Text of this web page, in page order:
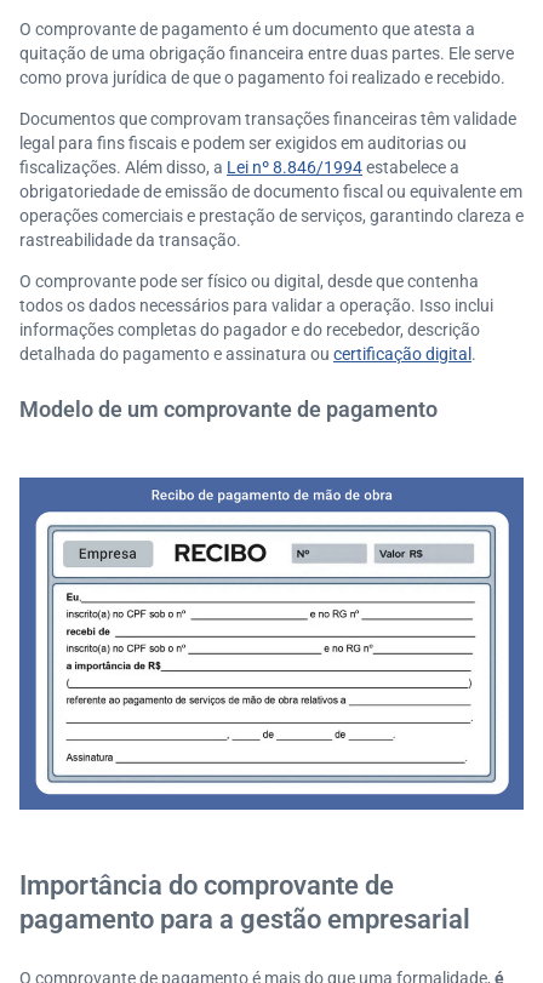
O comprovante de pagamento é um documento que atesta a
quitação de uma obrigação financeira entre duas partes. Ele serve
como prova jurídica de que o pagamento foi realizado e recebido.
Documentos que comprovam transações financeiras têm validade
legal para fins fiscais e podem ser exigidos em auditorias ou
fiscalizações. Além disso, a Lei nº 8.846/1994estabelece a
obrigatoriedade de emissão de documento fiscal ou equivalente em
operações comerciais e prestação de serviços, garantindo clareza e
rastreabilidade da transação.
O comprovante pode ser físico ou digital, desde que contenha
todos os dados necessários para validar a operação. Isso inclui
informações completas do pagador e do recebedor, descrição
detalhada do pagamento e assinatura ou certificação digital .
Modelo de um comprovante de pagamento
Importância do comprovante de
pagamento para a gestão empresarial
O comprovante de pagamento é mais do que uma formalidade, é